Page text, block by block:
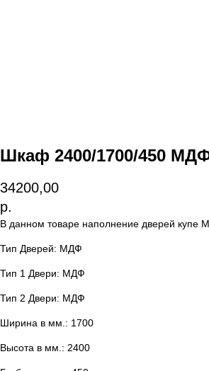
Шкаф 2400/1700/450
34200,00
р.
В данном товаре наполнение дверей купе
Тип Дверей: МДФ
Тип 1 Двери: МДФ
Тип 2 Двери: МДФ
Ширина в мм.: 1700
Высота в мм.: 2400